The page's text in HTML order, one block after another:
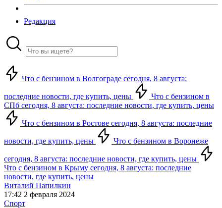
Редакция
Что с бензином в Волгограде сегодня, 8 августа:
последние новости, где купить, цены
Что с бензином в
СПб сегодня, 8 августа: последние новости, где купить, цены
Что с бензином в Ростове сегодня, 8 августа: последние
новости, где купить, цены Что с бензином в Воронеже
сегодня, 8 августа: последние новости, где купить, цены
Что с бензином в Крыму сегодня, 8 августа: последние
новости, где купить, цены
Виталий Папилкин
17:42 2 февраля 2024
Спорт